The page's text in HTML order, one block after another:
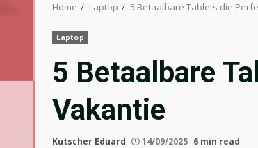
Home Laptop 5 Betaalbare Tablets die
Laptop
5 Betaalbare
Vakantie
Kutscher Eduard 14/09/2025 6 min read